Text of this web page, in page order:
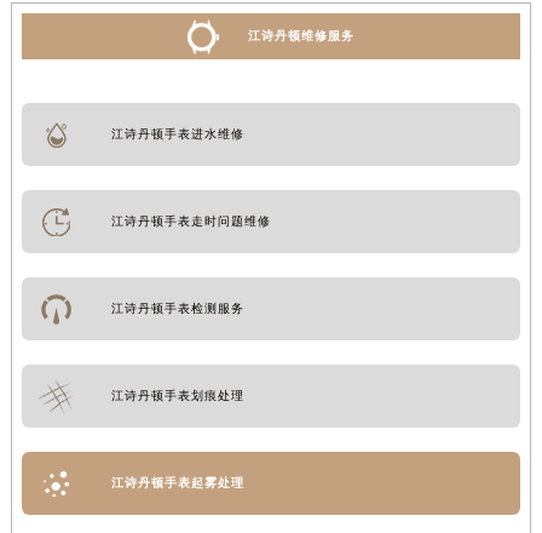
江诗丹顿维修服务
江诗丹顿手表进水维修
江诗丹顿手表走时问题维修
江诗丹顿手表检测服务
江诗丹顿手表划痕处理
江诗丹顿手表起雾处理